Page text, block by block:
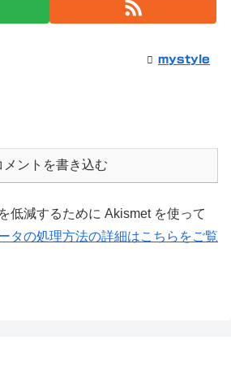
mystyle
メントを書き込む
低減するために Akismet を使って
タの処理方法の詳細はこちらをご覧